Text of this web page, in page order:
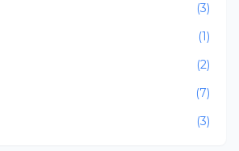
(3)
(1)
(2)
(7)
(3)